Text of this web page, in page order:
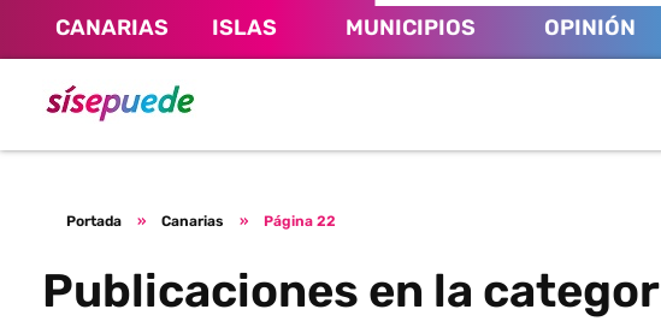
CANARIAS ISLAS MUNICIPIOS OPINIÓN
Portada » Canarias » Página 22
Publicaciones en la